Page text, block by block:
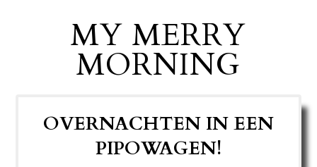
MY MERRY
MORNING
OVERNACHTEN IN EEN
PIPOWAGEN!